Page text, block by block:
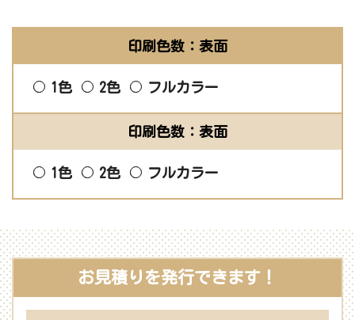
印刷色数：表面
1色 2色 フルカラー
印刷色数：表面
1色 2色 フルカラー
お見積りを発行できます！